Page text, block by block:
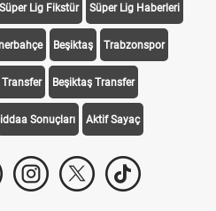
Süper Lig Fikstür Süper Lig Haberleri
Beşiktaş Trabzonspor
Transfer Beşiktaş Transfer
iddaa Sonuçları Aktif Sayaç